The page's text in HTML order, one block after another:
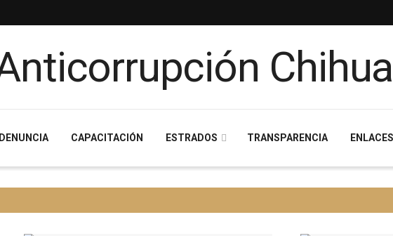
DENUNCIA CAPACITACIÓN ESTRADOS TRANSPARENCIA ENLACES